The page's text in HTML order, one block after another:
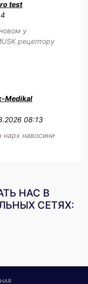
test
у
рецептору
Medikal
08:13
навосини
НАС В
СЕТЯХ: